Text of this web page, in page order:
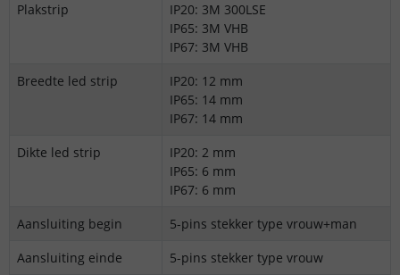
Plakstrip
IP20: 3M 300LSE
IP65: 3M VHB
IP67: 3M VHB
Breedte led strip
IP20: 12 mm
IP65: 14 mm
IP67: 14 mm
Dikte led strip
IP20: 2 mm
IP65: 6 mm
IP67: 6 mm
Aansluiting begin
5-pins stekker type vrouw+man
Aansluiting einde
5-pins stekker type vrouw